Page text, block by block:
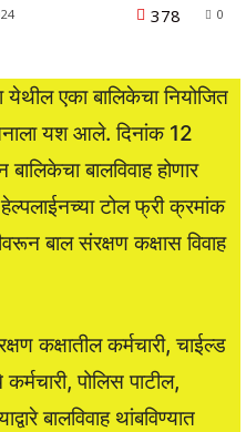
0
378
एका बालिकेचा नियोजित
यश आले. दिनांक 12
बालविवाह होणार
टोल फ्री क्रमांक
बाल संरक्षण कक्षास विवाह
कक्षातील कर्मचारी, चाईल्ड
पोलिस पाटील,
बालविवाह थांबविण्यात